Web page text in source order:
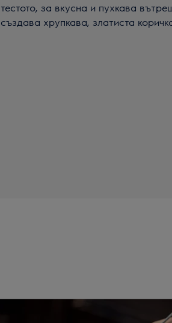
тестото, за вкусна и пухкава
създава хрупкава, златиста